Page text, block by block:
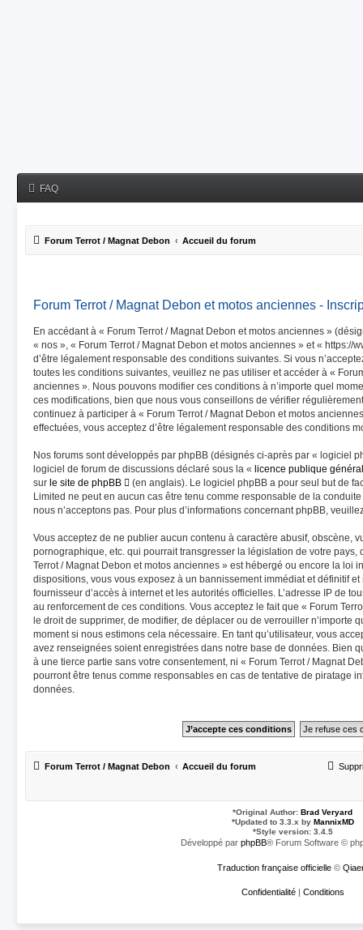
FAQ
Forum Terrot / Magnat Debon Accueil du forum
Forum Terrot / Magnat Debon et motos anciennes -
En accédant à « Forum Terrot / Magnat Debon et motos anciennes »
« nos », « Forum Terrot / Magnat Debon et motos anciennes » et « https://
d’être légalement responsable des conditions suivantes. Si vous
toutes les conditions suivantes, veuillez ne pas utiliser et accéder à «
anciennes ». Nous pouvons modifier ces conditions à n’importe quel
ces modifications, bien que nous vous conseillons de vérifier
continuez à participer à « Forum Terrot / Magnat Debon et motos
effectuées, vous acceptez d’être légalement responsable des conditions
Nos forums sont développés par phpBB (désignés ci-après par « logiciel
logiciel de forum de discussions déclaré sous la « licence publique
sur le site de phpBB
(en anglais). Le logiciel phpBB a pour seul but de
Limited ne peut en aucun cas être tenu comme responsable de la
nous n’acceptons pas. Pour plus d’informations concernant phpBB,
Vous acceptez de ne publier aucun contenu à caractère abusif, obscène,
pornographique, etc. qui pourrait transgresser la législation de votre
Terrot / Magnat Debon et motos anciennes » est hébergé ou encore la loi
dispositions, vous vous exposez à un bannissement immédiat et définitif
fournisseur d’accès à internet et les autorités officielles. L’adresse IP de
au renforcement de ces conditions. Vous acceptez le fait que « Forum
le droit de supprimer, de modifier, de déplacer ou de verrouiller n’importe
moment si nous estimons cela nécessaire. En tant qu’utilisateur, vous
avez renseignées soient enregistrées dans notre base de données. Bien
à une tierce partie sans votre consentement, ni « Forum Terrot / Magnat
pourront être tenus comme responsables en cas de tentative de piratage
données.
Forum Terrot / Magnat Debon Accueil du forum
*Original Author: Brad Veryard
*Updated to 3.3.x by MannixMD
*Style version: 3.4.5
Développé par phpBB® Forum Software ©
Traduction française officielle©
Confidentialité Conditions